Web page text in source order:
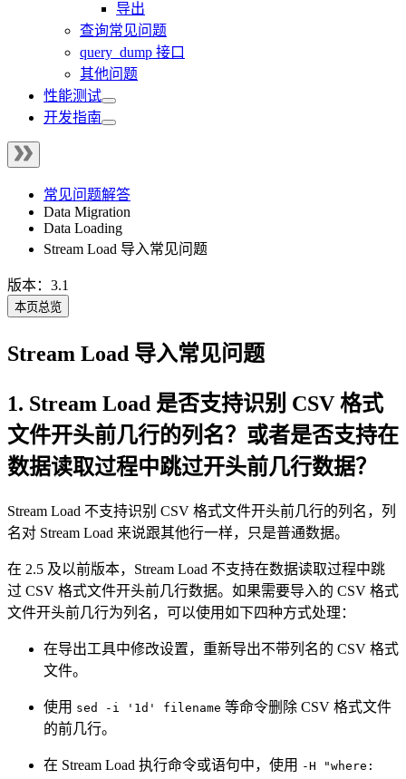
导出
查询常见问题
query_dump 接口
其他问题
性能测试
开发指南
常见问题解答
Data Migration
Data Loading
Stream Load 导入常见问题
版本：3.1
本页总览
Stream Load 导入常见问题
1. Stream Load 是否支持识别 CSV 格式
文件开头前几行的列名？或者是否支持在
数据读取过程中跳过开头前几行数据？
Stream Load 不支持识别 CSV 格式文件开头前几行的列名，列
名对 Stream Load 来说跟其他行一样，只是普通数据。
在 2.5 及以前版本，Stream Load 不支持在数据读取过程中跳
过 CSV 格式文件开头前几行数据。如果需要导入的 CSV 格式
文件开头前几行为列名，可以使用如下四种方式处理：
在导出工具中修改设置，重新导出不带列名的 CSV 格式
文件。
使用 sed -i '1d' filename 等命令删除 CSV 格式文件
的前几行。
在 Stream Load 执行命令或语句中，使用 -H "where: